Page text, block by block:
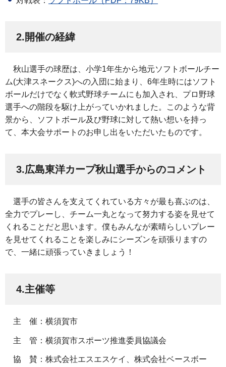
2.開催の経緯
秋山選手の球歴は、小学1年生から地元ソフトボールチー
ム(大津スネークス)への入団に始まり、6年生時にはソフト
ボールだけでなく軟式野球チームにも加入され、プロ野球
選手への階段を駆け上がっていかれました。このような背
景から、ソフトボール及び野球に対して熱い想いを持っ
て、本大会サポートのお申し出をいただいたものです。
3.広島東洋カープ秋山選手からのコメント
選手の皆さんを支えてくれている方々が最も喜ぶのは、
全力でプレーし、チーム一丸となって努力する姿を見せて
くれることだと思います。僕もみんなが素晴らしいプレー
を見せてくれることを楽しみにシーズンを頑張りますの
で、一緒に頑張っていきましょう！
4.主催等
主 催：横須賀市
主 管：横須賀市スポーツ推進委員協議会
協 賛：株式会社エスエスケイ、株式会社ベースボー